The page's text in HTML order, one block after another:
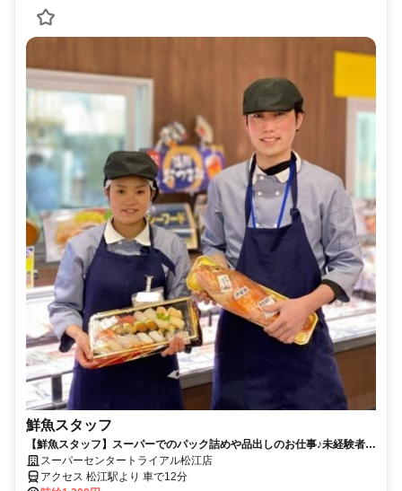
鮮魚スタッフ
【鮮魚スタッフ】スーパーでのパック詰めや品出しのお仕事♪未経験者大
歓迎！スーパーセンタートライアル松江店
アクセス 松江駅より 車で12分